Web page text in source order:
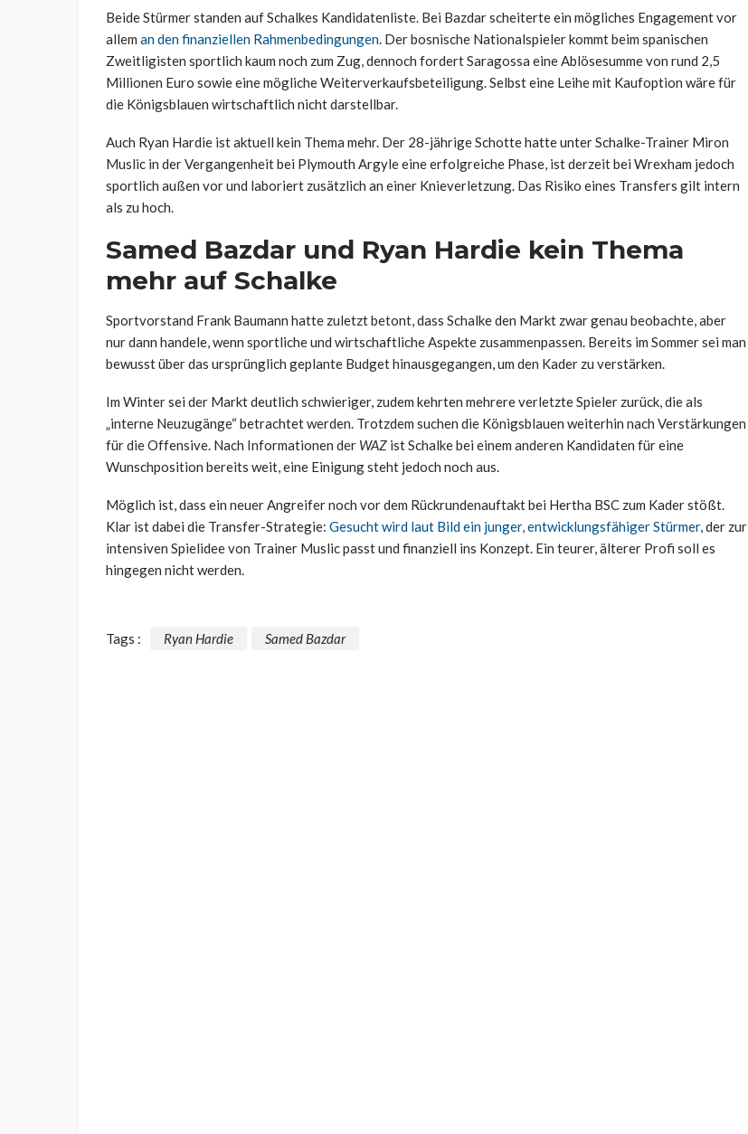
Beide Stürmer standen auf Schalkes Kandidatenliste. Bei Bazdar scheiterte ein mögliches Engagement vor
allem an den finanziellen Rahmenbedingungen. Der bosnische Nationalspieler kommt beim spanischen
Zweitligisten sportlich kaum noch zum Zug, dennoch fordert Saragossa eine Ablösesumme von rund 2,5
Millionen Euro sowie eine mögliche Weiterverkaufsbeteiligung. Selbst eine Leihe mit Kaufoption wäre für
die Königsblauen wirtschaftlich nicht darstellbar.
Auch Ryan Hardie ist aktuell kein Thema mehr. Der 28-jährige Schotte hatte unter Schalke-Trainer Miron
Muslic in der Vergangenheit bei Plymouth Argyle eine erfolgreiche Phase, ist derzeit bei Wrexham jedoch
sportlich außen vor und laboriert zusätzlich an einer Knieverletzung. Das Risiko eines Transfers gilt intern
als zu hoch.
Samed Bazdar und Ryan Hardie kein Thema
mehr auf Schalke
Sportvorstand Frank Baumann hatte zuletzt betont, dass Schalke den Markt zwar genau beobachte, aber
nur dann handele, wenn sportliche und wirtschaftliche Aspekte zusammenpassen. Bereits im Sommer sei man
bewusst über das ursprünglich geplante Budget hinausgegangen, um den Kader zu verstärken.
Im Winter sei der Markt deutlich schwieriger, zudem kehrten mehrere verletzte Spieler zurück, die als
„interne Neuzugänge“ betrachtet werden. Trotzdem suchen die Königsblauen weiterhin nach Verstärkungen
für die Offensive. Nach Informationen der WAZ ist Schalke bei einem anderen Kandidaten für eine
Wunschposition bereits weit, eine Einigung steht jedoch noch aus.
Möglich ist, dass ein neuer Angreifer noch vor dem Rückrundenauftakt bei Hertha BSC zum Kader stößt.
Klar ist dabei die Transfer-Strategie: Gesucht wird laut Bild ein junger, entwicklungsfähiger Stürmer, der zur
intensiven Spielidee von Trainer Muslic passt und finanziell ins Konzept. Ein teurer, älterer Profi soll es
hingegen nicht werden.
Tags : Ryan Hardie Samed Bazdar